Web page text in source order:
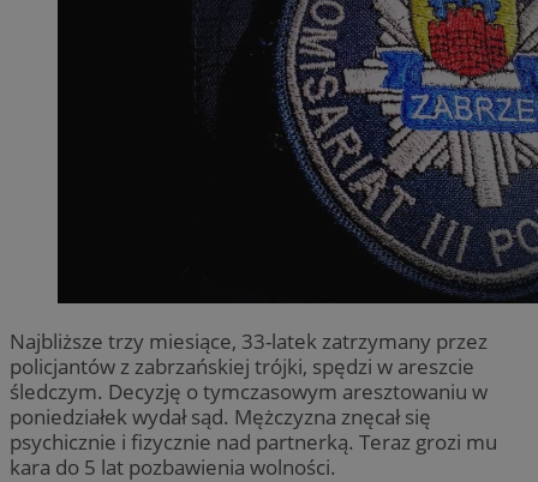
Najbliższe trzy miesiące, 33-latek zatrzymany przez
policjantów z zabrzańskiej trójki, spędzi w areszcie
śledczym. Decyzję o tymczasowym aresztowaniu w
poniedziałek wydał sąd. Mężczyzna znęcał się
psychicznie i fizycznie nad partnerką. Teraz grozi mu
kara do 5 lat pozbawienia wolności.